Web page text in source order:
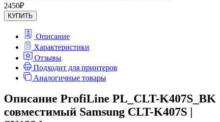
2450₽
КУПИТЬ
Описание
Характеристики
Отзывы
Подходит для принтеров
Аналогичные товары
Описание ProfiLine PL_CLT-K407S_BK
совместимый Samsung CLT-K407S |